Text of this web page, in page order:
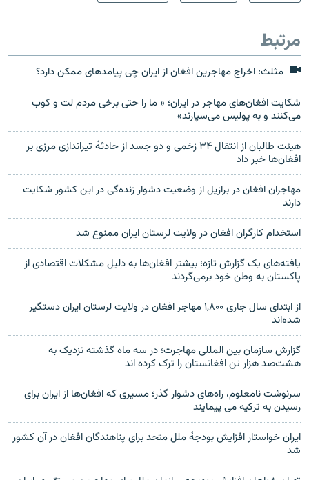
مرتبط
مثلث: اخراج مهاجرین افغان از ایران چی پیامدهای ممکن دارد؟
شکایت افغان‌های مهاجر در ایران؛ « ما را حتی برخی مردم لت و کوب
می‌کنند و به پولیس می‌سپارند»
هیئت طالبان از انتقال ۳۴ زخمی و دو جسد از حادثۀ تیراندازی مرزی بر
افغان‌ها خبر داد
مهاجران افغان در برازیل از وضعیت دشوار زنده‌گی در این کشور شکایت
دارند
استخدام کارگران افغان در ولایت لرستان ایران ممنوع شد
یافته‌های یک گزارش تازه؛ بیشتر افغان‌ها به دلیل مشکلات اقتصادی از
پاکستان به وطن خود برمی‌گردند
از ابتدای سال جاری ۱,۸۰۰ مهاجر افغان در ولایت لرستان ایران دستگیر
شده‌اند
گزارش سازمان بین المللی مهاجرت؛ در سه ماه گذشته نزدیک به
هشت‌صد هزار تن افغانستان را ترک کرده اند
سرنوشت نامعلوم، راه‌های دشوار گذر؛ مسیری که افغان‌ها از ایران برای
رسیدن به ترکیه می پیمایند
ایران خواستار افزایش بودجۀ ملل متحد برای پناهندگان افغان در آن کشور
شد